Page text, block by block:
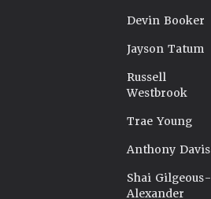
Devin Booker
Jayson Tatum
Russell
Westbrook
Trae Young
Anthony Davis
Shai Gilgeous-
Alexander